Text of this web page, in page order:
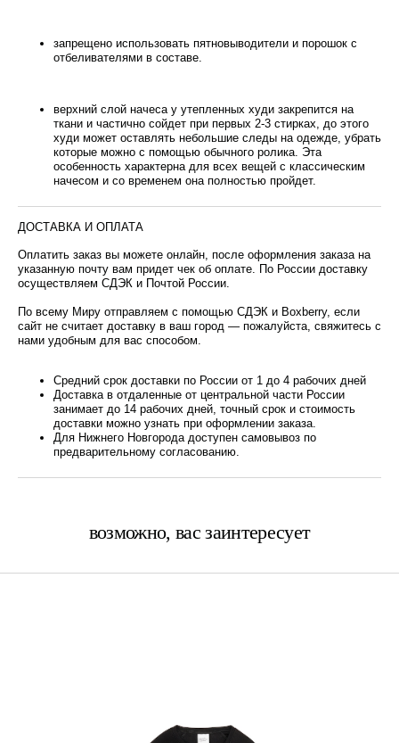
запрещено использовать пятновыводители и порошок с
отбеливателями в составе.
верхний слой начеса у утепленных худи закрепится на
ткани и частично сойдет при первых 2-3 стирках, до этого
худи может оставлять небольшие следы на одежде, убрать
которые можно с помощью обычного ролика. Эта
особенность характерна для всех вещей с классическим
начесом и со временем она полностью пройдет.
ДОСТАВКА И ОПЛАТА
Оплатить заказ вы можете онлайн, после оформления заказа на
указанную почту вам придет чек об оплате. По России доставку
осуществляем СДЭК и Почтой России.
По всему Миру отправляем с помощью СДЭК и Boxberry, если
сайт не считает доставку в ваш город — пожалуйста, свяжитесь с
нами удобным для вас способом.
Средний срок доставки по России от 1 до 4 рабочих дней
Доставка в отдаленные от центральной части России
занимает до 14 рабочих дней, точный срок и стоимость
доставки можно узнать при оформлении заказа.
Для Нижнего Новгорода доступен самовывоз по
предварительному согласованию.
возможно, вас заинтересует